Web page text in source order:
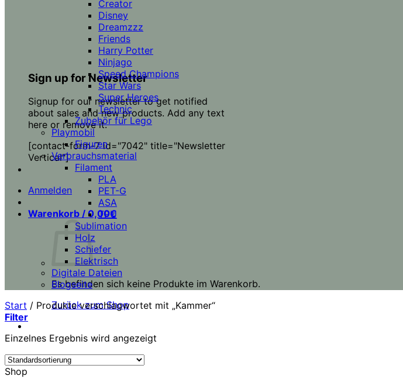
Sign up for Newsletter
Signup for our newsletter to get notified
about sales and new products. Add any text
here or remove it.
[contact-form-7 id="7042" title="Newsletter
Vertical"]
Anmelden
Warenkorb / 0,00€
Es befinden sich keine Produkte im Warenkorb.
Zurück zum Shop
Creator
Disney
Dreamzzz
Friends
Harry Potter
Ninjago
Speed Champions
Star Wars
Super Heroes
Technic
Zubehör für Lego
Playmobil
Figuren
Verbrauchsmaterial
Filament
PLA
PET-G
ASA
TPU
Sublimation
Holz
Schiefer
Elektrisch
Digitale Dateien
Blogseite
Start / Produkte verschlagwortet mit „Kammer“
Filter
Einzelnes Ergebnis wird angezeigt
Shop